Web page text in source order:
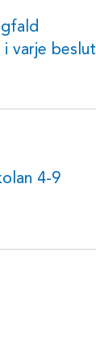
i varje beslut
4-9